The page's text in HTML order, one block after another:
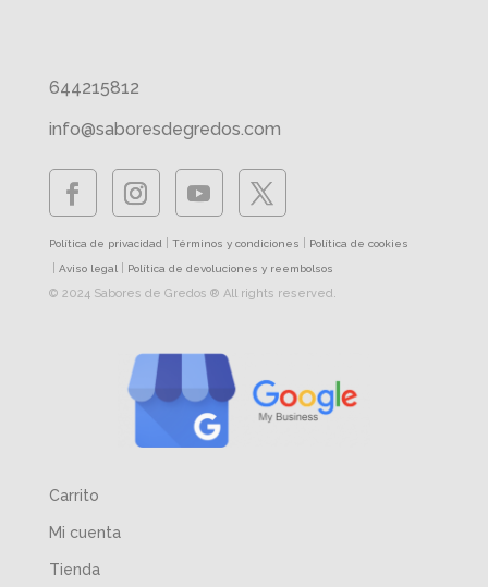
644215812
info@saboresdegredos.com
Política de privacidad Términos y condiciones Política de cookies
Aviso legal| Política de devoluciones y reembolsos
© 2024 Sabores de Gredos ® All rights reserved.
Carrito
Mi cuenta
Tienda